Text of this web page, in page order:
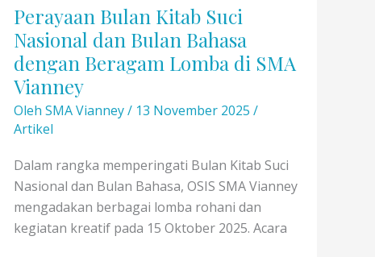
Perayaan Bulan Kitab Suci
Nasional dan Bulan Bahasa
dengan Beragam Lomba di SMA
Vianney
Oleh SMA Vianney/ 13 November 2025 /
Artikel
Dalam rangka memperingati Bulan Kitab Suci
Nasional dan Bulan Bahasa, OSIS SMA Vianney
mengadakan berbagai lomba rohani dan
kegiatan kreatif pada 15 Oktober 2025. Acara